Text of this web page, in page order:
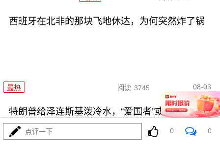
西班牙在北非的那块飞地休达，为何突然炸了锅
最热 阅读 3745 08-03
特朗普给泽连斯基泼冷水，“爱国者”或空头支票
点评一下 0 0